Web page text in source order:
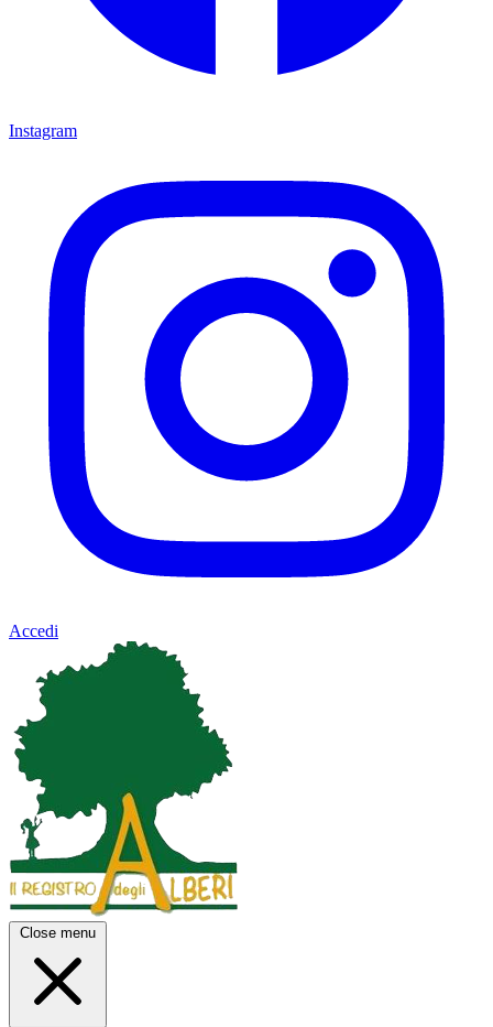
Instagram
Accedi
Close menu